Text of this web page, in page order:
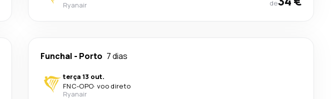
Ryanair
de
Funchal - Porto 7 dias
terça 13 out.
FNC-OPO· voo direto
Ryanair